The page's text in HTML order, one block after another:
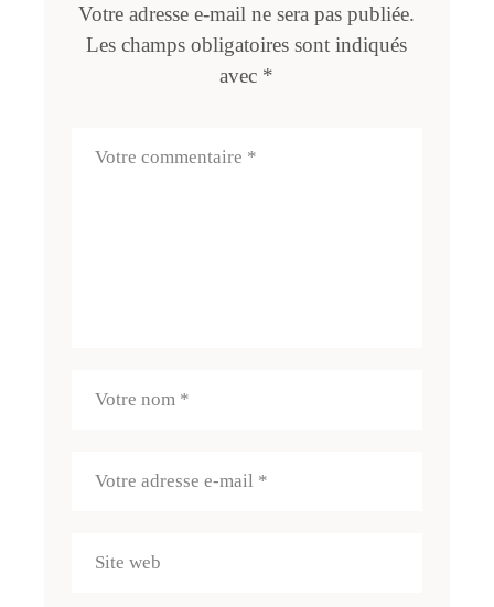
Votre adresse e-mail ne sera pas publiée.
Les champs obligatoires sont indiqués
avec *